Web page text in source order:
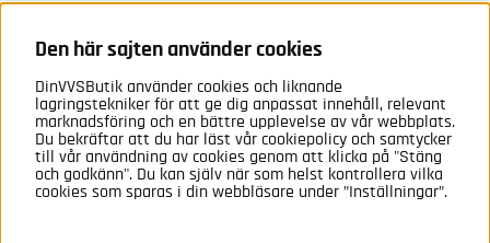
NYHETER FRÅN OSS
Anmäl mig
Den här sajten använder cookies
DinVVSButik använder cookies och liknande
lagringstekniker för att ge dig anpassat innehåll, relevant
marknadsföring och en bättre upplevelse av vår webbplats.
Du bekräftar att du har läst vår cookiepolicy och samtycker
till vår användning av cookies genom att klicka på "Stäng
och godkänn". Du kan själv när som helst kontrollera vilka
cookies som sparas i din webbläsare under ”Inställningar”.